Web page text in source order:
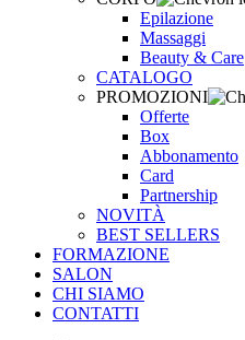
Epilazione
Massaggi
Beauty & Care
CATALOGO
PROMOZIONI
Offerte
Box
Abbonamento
Card
Partnership
NOVITÀ
BEST SELLERS
FORMAZIONE
SALON
CHI SIAMO
CONTATTI